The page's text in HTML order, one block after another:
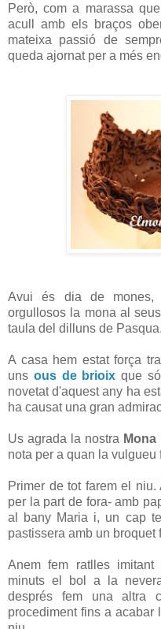
Però, com a marassa
acull amb els braços
mateixa passió de
queda ajornat per a més
Avui és dia de mones,
orgullosos la mona al
taula del dilluns de Pasqua.
A casa hem estat força
uns ous de brioix que
novetat d'aquest any ha
ha causat una gran
Us agrada la nostra
nota per a quan la vulgueu
Primer de tot farem el
per la part de fora- amb
al bany Maria i, un cap
pastissera amb un broquet
Anem fem ratlles
minuts el bol a la
després fem una altra
procediment fins a acabar